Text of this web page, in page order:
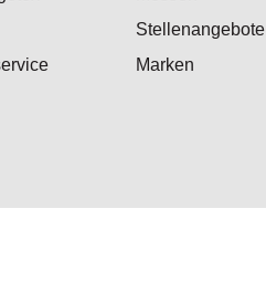
Stellenangebote
Marken